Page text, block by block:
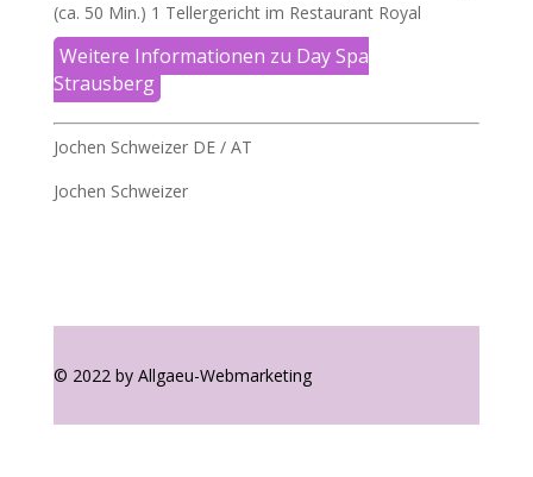
(ca. 50 Min.) 1 Tellergericht im Restaurant Royal
Weitere Informationen zu Day Spa
Strausberg
Jochen Schweizer DE / AT
Jochen Schweizer
© 2022 by Allgaeu-Webmarketing